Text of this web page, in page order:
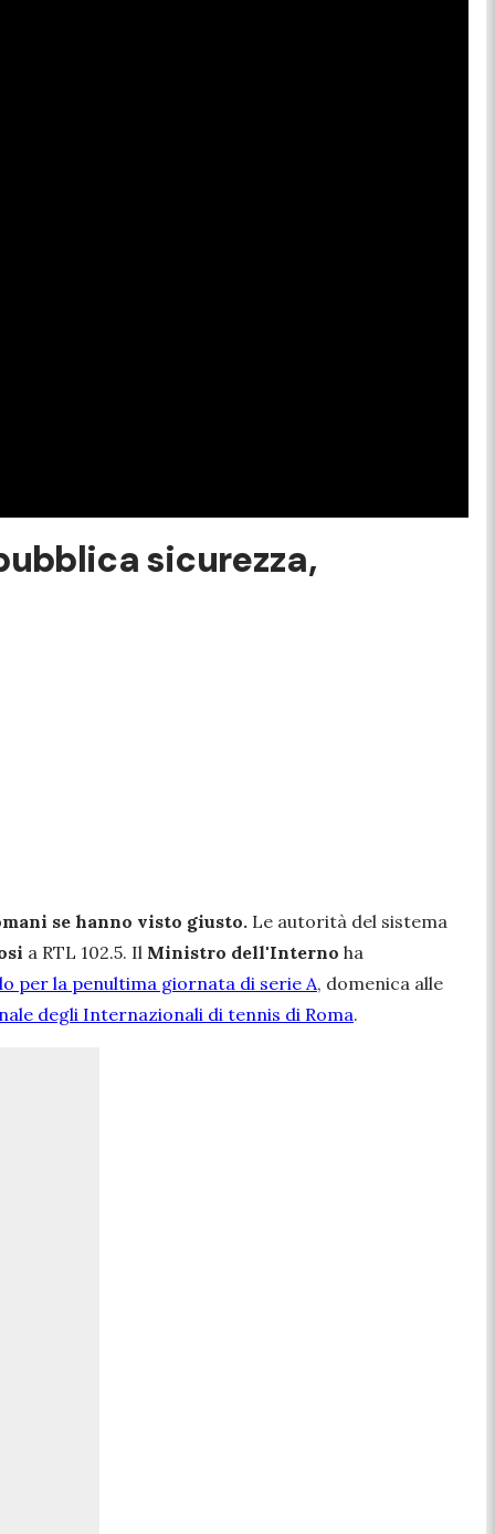
sicurezza,
se hanno visto giusto. Le autorità del sistema
a RTL 102.5. Il Ministro dell'Interno ha
per la penultima giornata di serie A, domenica alle
degli Internazionali di tennis di Roma.